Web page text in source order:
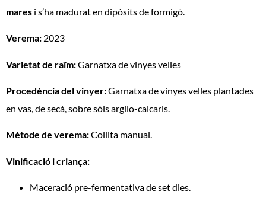
mares i s’ha madurat en dipòsits de formigó.
Verema: 2023
Varietat de raïm:Garnatxa de vinyes velles
Procedència del vinyer:Garnatxa de vinyes velles plantades
en vas, de secà, sobre sòls argilo-calcaris.
Mètode de verema:Collita manual.
Vinificació i criança:
Maceració pre-fermentativa de set dies.